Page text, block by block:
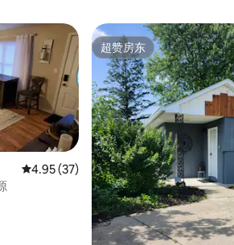
平均评分 4.95 分（满分 5 分），共 37 条
4.95 (37)
超赞房东
超赞房东